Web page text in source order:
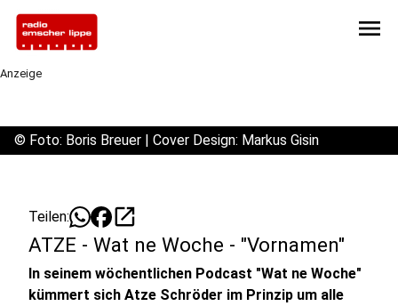
menu
Anzeige
© Foto: Boris Breuer | Cover Design: Markus Gisin
Teilen: open_in_new
ATZE - Wat ne Woche - "Vornamen"
In seinem wöchentlichen Podcast "Wat ne Woche"
kümmert sich Atze Schröder im Prinzip um alle